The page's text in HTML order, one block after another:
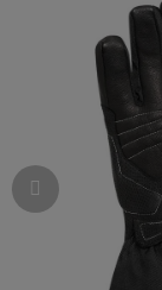
hvězdiček.